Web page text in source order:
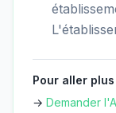
Pour aller
→ Demander